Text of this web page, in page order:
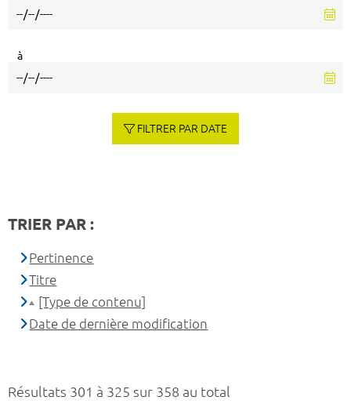
Résultats 301 à 325 sur 358 au total
à
FILTRER PAR DATE
TRIER PAR :
Pertinence
Titre
[Type de contenu]
Date de dernière modification